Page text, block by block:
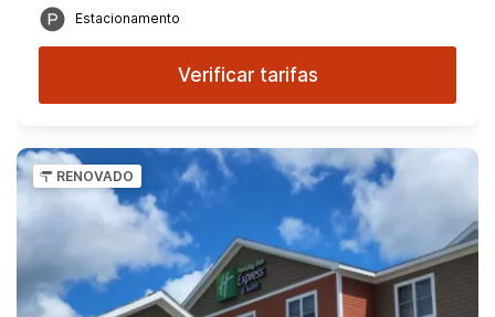
Estacionamento
Verificar tarifas
RENOVADO